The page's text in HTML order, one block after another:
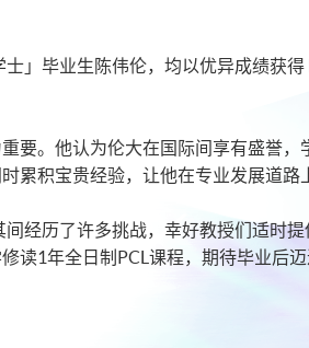
」毕业生陈伟伦，均以优异成绩获得
要。他认为伦大在国际间享有盛誉
累积宝贵经验，让他在专业发展道路
经历了许多挑战，幸好教授们适时
1年全日制PCL课程，期待毕业后